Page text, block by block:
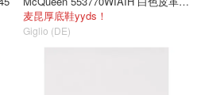
麦昆厚底鞋yyds！
Giglio (DE)